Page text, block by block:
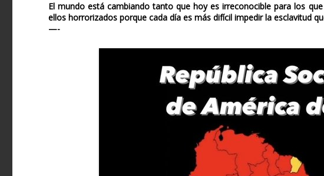
El mundo está cambiando tanto que hoy es irreconocible para los
ellos horrorizados porque cada día es más difícil impedir la esclavitud
—-